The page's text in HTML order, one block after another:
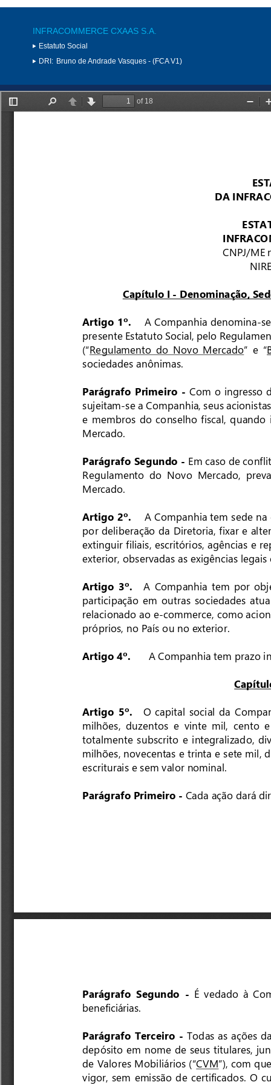
INFRACOMMERCE CXAAS S.A.
Estatuto Social
DRI: Bruno de Andrade Vasques - (FCA V1)